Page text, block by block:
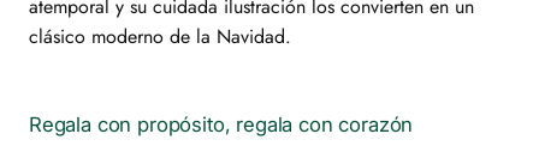
atemporal y su cuidada ilustración los convierten en un
clásico moderno de la Navidad.
Regala con propósito, regala con corazón